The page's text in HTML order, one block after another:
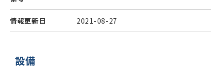
情報更新日 2021-08-27
設備